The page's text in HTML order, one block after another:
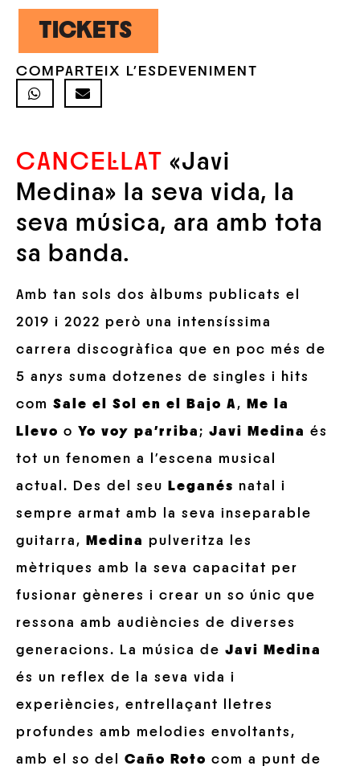
TICKETS
COMPARTEIX L'ESDEVENIMENT
CANCEL·LAT «Javi
Medina» la seva vida, la
seva música, ara amb tota
sa banda.
Amb tan sols dos àlbums publicats el
2019 i 2022 però una intensíssima
carrera discogràfica que en poc més de
5 anys suma dotzenes de singles i hits
com Sale el Sol en el Bajo A,
Me la
Llevo o Yo voy pa’rriba ; Javi Medina és
tot un fenomen a l’escena musical
actual. Des del seu
Leganés natal i
sempre armat amb la seva inseparable
guitarra,
Medina pulveritza les
mètriques amb la seva capacitat per
fusionar gèneres i crear un so únic que
ressona amb audiències de diverses
generacions. La música de Javi Medina
és un reflex de la seva vida i
experiències, entrellaçant lletres
profundes amb melodies envoltants,
amb el so del Caño Roto com a punt de